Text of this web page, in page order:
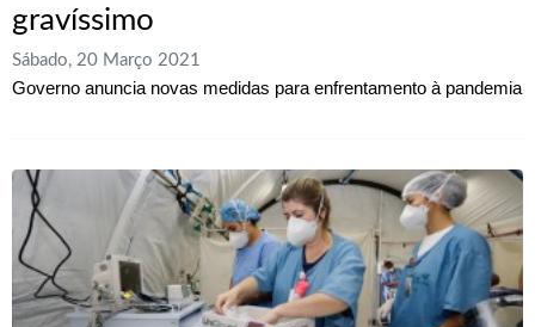
gravíssimo
Sábado, 20 Março 2021
Governo anuncia novas medidas para enfrentamento à pandemia